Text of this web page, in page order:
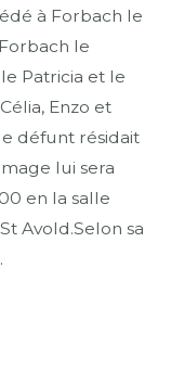
à Forbach le
le
Patricia et le
Enzo et
défunt résidait
lui sera
en la salle
Avold.Selon sa